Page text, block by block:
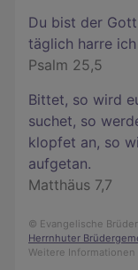
Du bist der
täglich harre
Psalm 25,5
Bittet, so wird
suchet, so
klopfet an, so
aufgetan.
Matthäus 7,7
© Evangelische
Herrnhuter
Weitere Informationen